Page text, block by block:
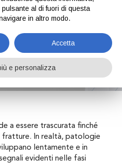
a essere trascurata finché
In realtà, patologie
lentamente e in
evidenti nelle fasi
al di fuori di questa
in altro modo.
Accetta
e personalizza